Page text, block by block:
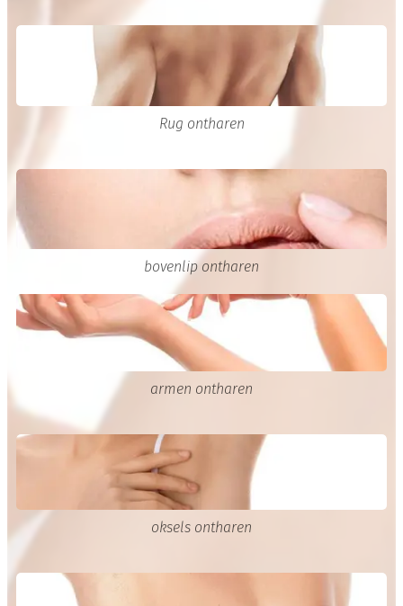
Rug ontharen
bovenlip ontharen
armen ontharen
oksels ontharen